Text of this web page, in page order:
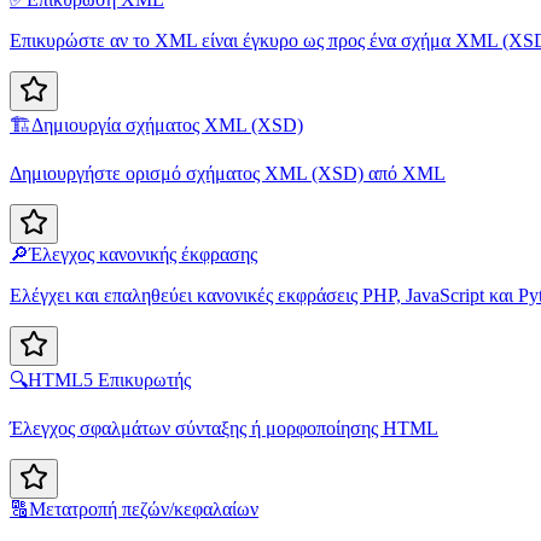
Επικυρώστε αν το XML είναι έγκυρο ως προς ένα σχήμα XML
🏗️Δημιουργία σχήματος XML (XSD)
Δημιουργήστε ορισμό σχήματος XML (XSD) από XML
🔎Έλεγχος κανονικής έκφρασης
Ελέγχει και επαληθεύει κανονικές εκφράσεις PHP, JavaScript και
🔍HTML5 Επικυρωτής
Έλεγχος σφαλμάτων σύνταξης ή μορφοποίησης HTML
🔠Μετατροπή πεζών/κεφαλαίων